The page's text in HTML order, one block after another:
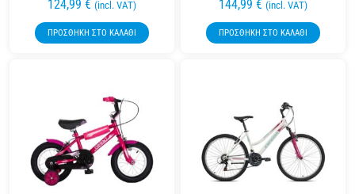
124,99 € (incl. VAT)
ΠΡΟΣΘΉΚΗ ΣΤΟ ΚΑΛΆΘΙ
144,99 € (incl. VAT)
ΠΡΟΣΘΉΚΗ ΣΤΟ ΚΑΛΆΘΙ